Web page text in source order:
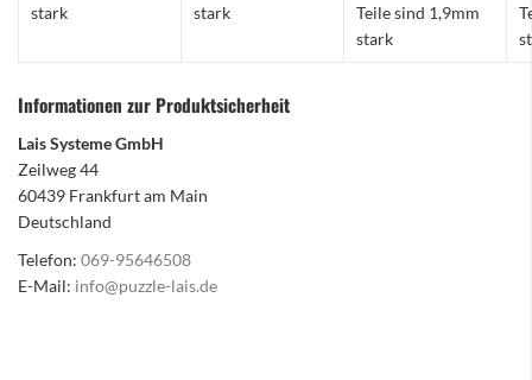
stark
stark
Teile sind 1,9mm
stark
Informationen zur Produktsicherheit
Lais Systeme GmbH
Zeilweg 44
60439 Frankfurt am Main
Deutschland
Telefon: 069-95646508
E-Mail: info@puzzle-lais.de